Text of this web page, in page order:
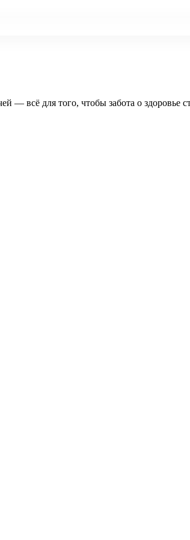
— всё для того, чтобы забота о здоровье